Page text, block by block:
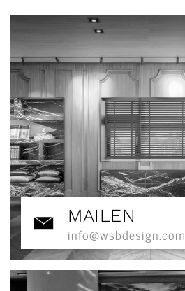
MAILEN
info@wsbdesign.com